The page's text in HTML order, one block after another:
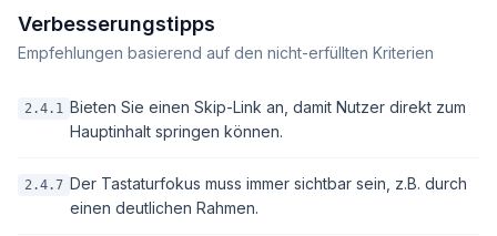
Verbesserungstipps
Empfehlungen basierend auf den nicht-erfüllten Kriterien
2.4.1 Bieten Sie einen Skip-Link an, damit Nutzer direkt zum
Hauptinhalt springen können.
2.4.7 Der Tastaturfokus muss immer sichtbar sein, z.B. durch
einen deutlichen Rahmen.